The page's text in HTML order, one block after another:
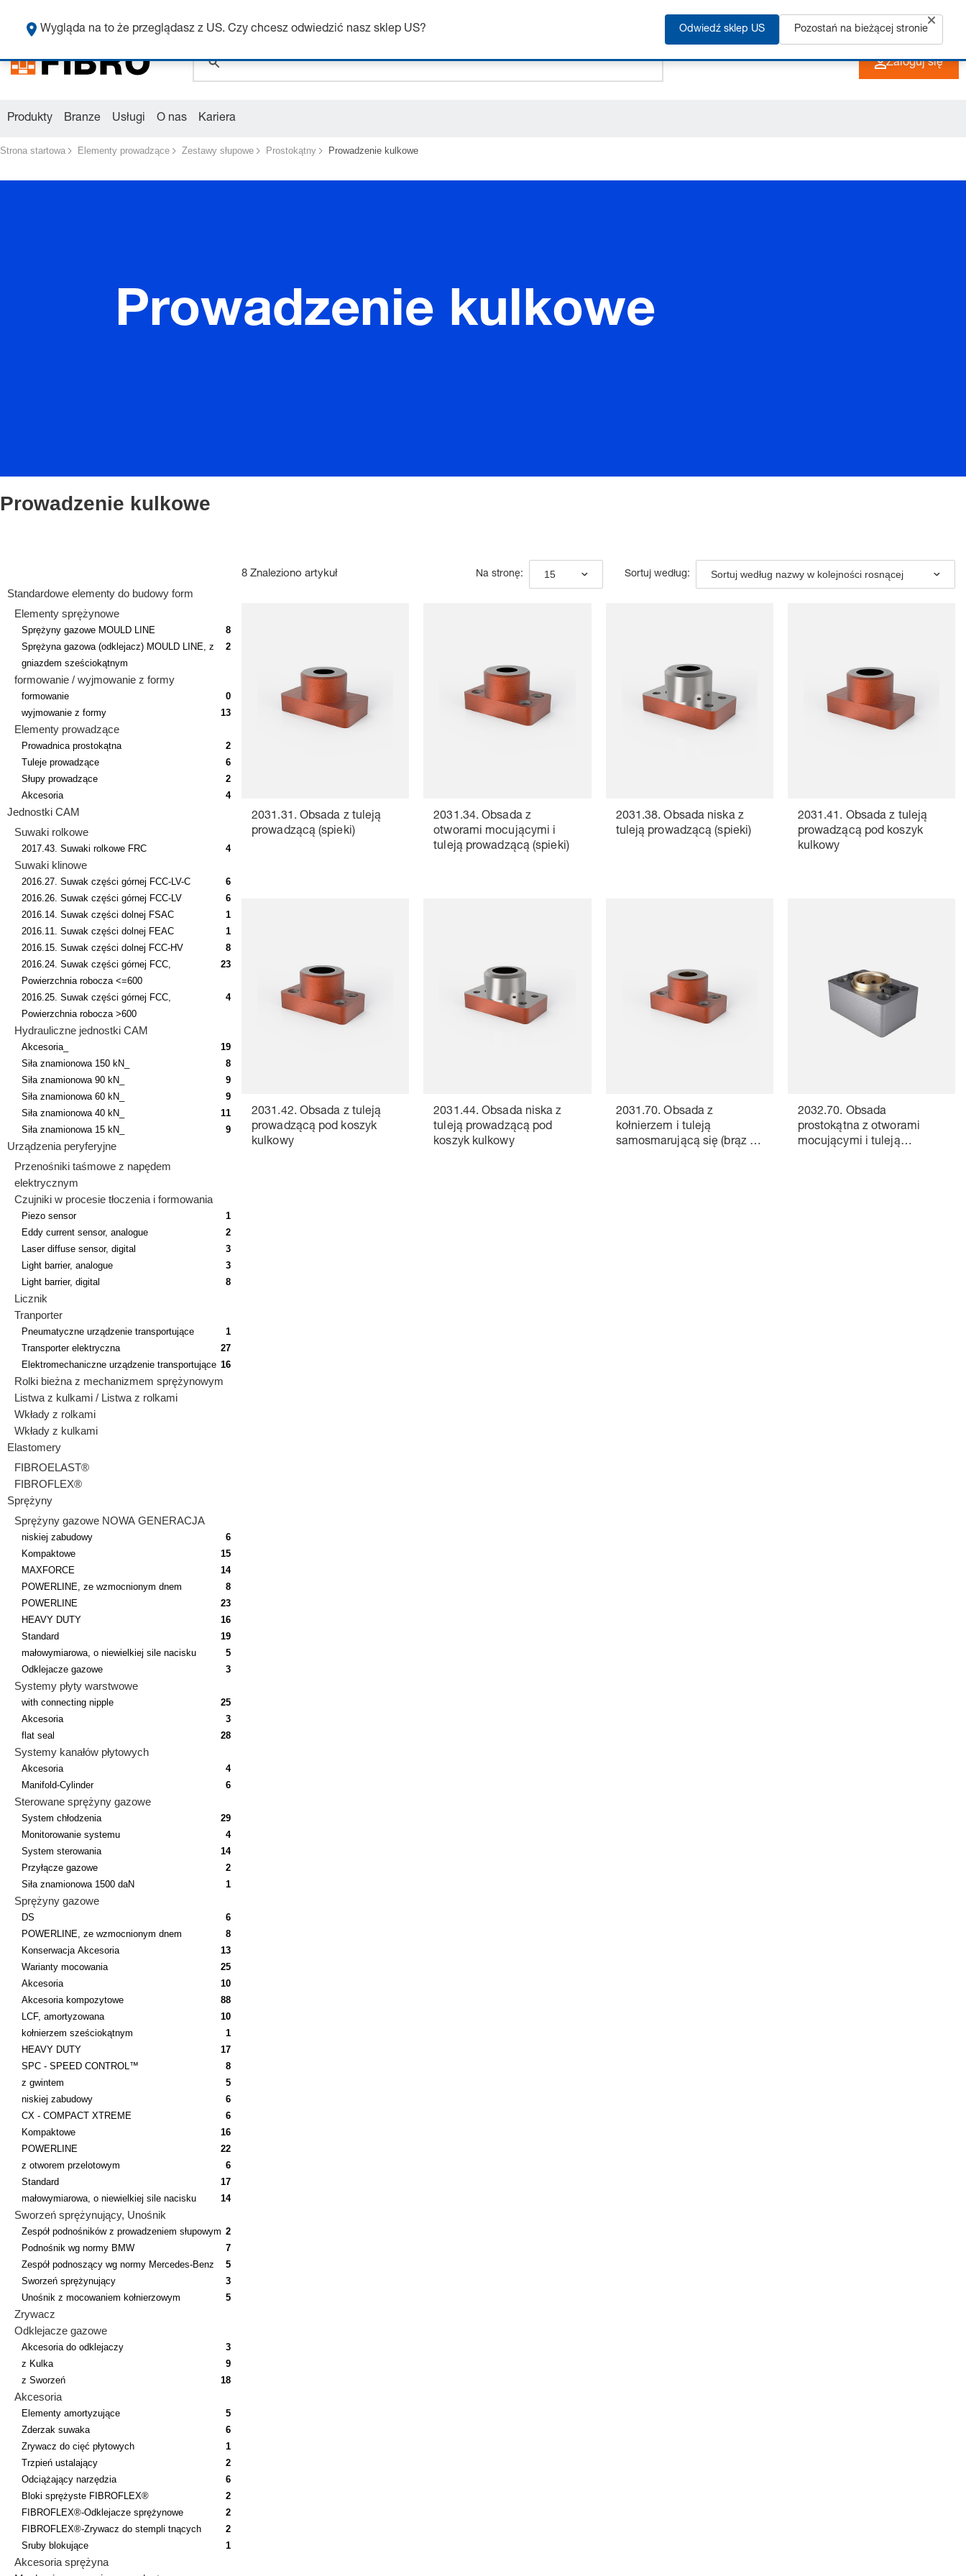
+48 33 480 22 10 PL
global.search.placeholder.name
Zaloguj się
Produkty Branze Usługi O nas Kariera
Strona startowa Elementy prowadzące Zestawy słupowe Prostokątny Prowadzenie kulkowe
Prowadzenie kulkowe
Prowadzenie kulkowe
Standardowe elementy do budowy form
Elementy sprężynowe
Sprężyny gazowe MOULD LINE
8
Sprężyna gazowa (odklejacz) MOULD LINE, z
gniazdem sześciokątnym
2
formowanie / wyjmowanie z formy
formowanie
0
wyjmowanie z formy
13
Elementy prowadzące
Prowadnica prostokątna
2
Tuleje prowadzące
6
Słupy prowadzące
2
Akcesoria
4
Jednostki CAM
Suwaki rolkowe
2017.43. Suwaki rolkowe FRC 4
Suwaki klinowe
2016.27. Suwak części górnej FCC-LV-C
6
2016.26. Suwak części górnej FCC-LV
6
2016.14. Suwak części dolnej FSAC
1
2016.11. Suwak części dolnej FEAC
1
2016.15. Suwak części dolnej FCC-HV
8
2016.24. Suwak części górnej FCC,
Powierzchnia robocza <=600
23
2016.25. Suwak części górnej FCC,
Powierzchnia robocza >600
4
Hydrauliczne jednostki CAM
Akcesoria_
19
Siła znamionowa 150 kN_
8
Siła znamionowa 90 kN_
9
Siła znamionowa 60 kN_
9
Siła znamionowa 40 kN_
11
Siła znamionowa 15 kN_
9
Urządzenia peryferyjne
Przenośniki taśmowe z napędem
elektrycznym
Czujniki w procesie tłoczenia i formowania
Piezo sensor
1
Eddy current sensor, analogue
2
Laser diffuse sensor, digital
3
Light barrier, analogue
3
Light barrier, digital
8
Licznik
Tranporter
Pneumatyczne urządzenie transportujące
1
Transporter elektryczna
27
Elektromechaniczne urządzenie transportujące 16
Rolki bieżna z mechanizmem sprężynowym
Listwa z kulkami / Listwa z rolkami
Wkłady z rolkami
Wkłady z kulkami
Elastomery
FIBROELAST®
FIBROFLEX®
Sprężyny
Sprężyny gazowe NOWA GENERACJA
niskiej zabudowy
6
Kompaktowe
15
MAXFORCE
14
POWERLINE, ze wzmocnionym dnem
8
POWERLINE
23
HEAVY DUTY
16
Standard
19
małowymiarowa, o niewielkiej sile nacisku
5
Odklejacze gazowe
3
Systemy płyty warstwowe
with connecting nipple
25
Akcesoria
3
flat seal
28
Systemy kanałów płytowych
Akcesoria
4
Manifold-Cylinder
6
Sterowane sprężyny gazowe
System chłodzenia
29
Monitorowanie systemu
4
System sterowania
14
Przyłącze gazowe
2
Siła znamionowa 1500 daN
1
Sprężyny gazowe
DS
6
POWERLINE, ze wzmocnionym dnem
8
Konserwacja Akcesoria
13
Warianty mocowania
25
Akcesoria
10
Akcesoria kompozytowe
88
LCF, amortyzowana
10
kołnierzem sześciokątnym
1
HEAVY DUTY
17
SPC - SPEED CONTROL™
8
z gwintem
5
niskiej zabudowy
6
CX - COMPACT XTREME
6
Kompaktowe
16
POWERLINE
22
z otworem przelotowym
6
Standard
17
małowymiarowa, o niewielkiej sile nacisku
14
Sworzeń sprężynujący, Unośnik
Zespół podnośników z prowadzeniem słupowym 2
Podnośnik wg normy BMW
7
Zespół podnoszący wg normy Mercedes-Benz
5
Sworzeń sprężynujący
3
Unośnik z mocowaniem kołnierzowym
5
Zrywacz
Odklejacze gazowe
Akcesoria do odklejaczy
3
z Kulka
9
z Sworzeń
18
Akcesoria
Elementy amortyzujące
5
Zderzak suwaka
6
Zrywacz do cięć płytowych
1
Trzpień ustalający
2
Odciążający narzędzia
6
Bloki sprężyste FIBROFLEX®
2
FIBROFLEX®-Odklejacze sprężynowe
2
FIBROFLEX®-Zrywacz do stempli tnących
2
Sruby blokujące
1
Akcesoria sprężyna
8 Znaleziono artykuł Na stronę: 15 Sortuj według: Sortuj według nazwy w kolejności rosnącej
2031.31. Obsada z tuleją
prowadzącą (spieki)
2031.34. Obsada z
otworami mocującymi i
tuleją prowadzącą (spieki)
2031.38. Obsada niska z
tuleją prowadzącą (spieki)
2031.41. Obsada z tuleją
prowadzącą pod koszyk
kulkowy
2031.42. Obsada z tuleją
prowadzącą pod koszyk
kulkowy
2031.44. Obsada niska z
tuleją prowadzącą pod
koszyk kulkowy
2031.70. Obsada z
kołnierzem i tuleją
samosmarującą się (brąz +
2032.70. Obsada
prostokątna z otworami
mocującymi i tuleją
Wygląda na to że przeglądasz z US. Czy chcesz odwiedzić nasz sklep US? Odwiedź sklep US Pozostań na bieżącej stronie